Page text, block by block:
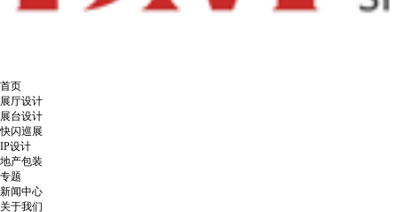
首页
展厅设计
展台设计
快闪巡展
IP设计
地产包装
专题
新闻中心
关于我们